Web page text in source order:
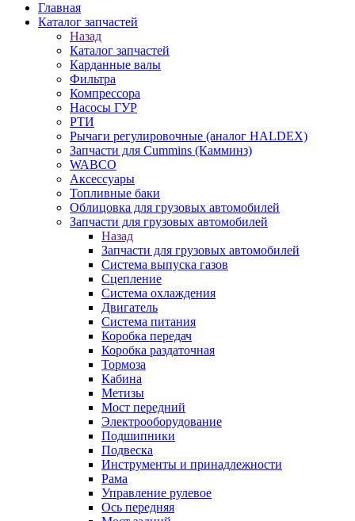
Главная
Каталог запчастей
Назад
Каталог запчастей
Карданные валы
Фильтра
Компрессора
Насосы ГУР
РТИ
Рычаги регулировочные (аналог HALDEX)
Запчасти для Cummins (Камминз)
WABCO
Аксессуары
Топливные баки
Облицовка для грузовых автомобилей
Запчасти для грузовых автомобилей
Назад
Запчасти для грузовых автомобилей
Система выпуска газов
Сцепление
Система охлаждения
Двигатель
Система питания
Коробка передач
Коробка раздаточная
Тормоза
Кабина
Метизы
Мост передний
Электрооборудование
Подшипники
Подвеска
Инструменты и принадлежности
Рама
Управление рулевое
Ось передняя